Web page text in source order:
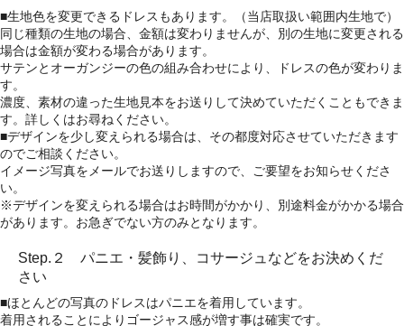
■生地色を変更できるドレスもあります。（当店取扱い範囲内生地で）
同じ種類の生地の場合、金額は変わりませんが、別の生地に変更される
場合は金額が変わる場合があります。
サテンとオーガンジーの色の組み合わせにより、ドレスの色が変わりま
す。
濃度、素材の違った生地見本をお送りして決めていただくこともできま
す。詳しくはお尋ねください。
■デザインを少し変えられる場合は、その都度対応させていただきます
のでご相談ください。
イメージ写真をメールでお送りしますので、ご要望をお知らせくださ
い。
※デザインを変えられる場合はお時間がかかり、別途料金がかかる場合
があります。お急ぎでない方のみとなります。
Step.２ パニエ・髪飾り、コサージュなどをお決めくだ
さい
■ほとんどの写真のドレスはパニエを着用しています。
着用されることによりゴージャス感が増す事は確実です。